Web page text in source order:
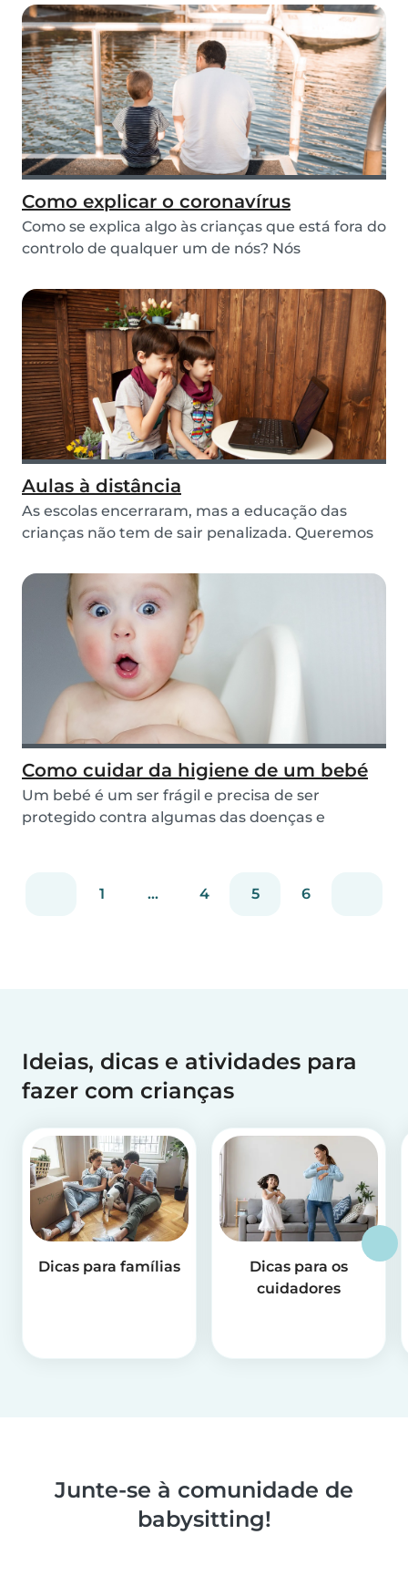
Como explicar o coronavírus
Como se explica algo às crianças que está fora do
controlo de qualquer um de nós? Nós
Aulas à distância
As escolas encerraram, mas a educação das
crianças não tem de sair penalizada. Queremos
Como cuidar da higiene de um bebé
Um bebé é um ser frágil e precisa de ser
protegido contra algumas das doenças e
1 ... 4 5 6
Ideias, dicas e atividades para
fazer com crianças
Dicas para famílias
Dicas para os
cuidadores
Junte-se à comunidade de
babysitting!